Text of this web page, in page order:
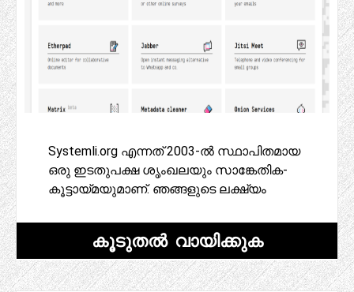
Systemli.org എന്നത് 2003-ൽ സ്ഥാപിതമായ
ഒരു ഇടതുപക്ഷ ശൃംഖലയും സാങ്കേതിക-
കൂട്ടായ്മയുമാണ്. ഞങ്ങളുടെ ലക്ഷ്യം
കൂടുതൽ വായിക്കുക